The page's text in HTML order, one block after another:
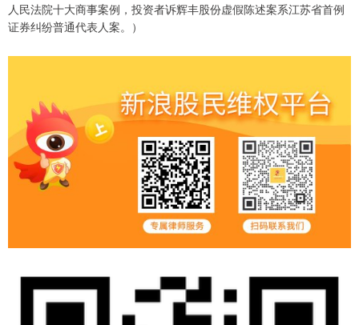
人民法院十大商事案例，投资者诉辉丰股份虚假陈述案系江苏省首例
证券纠纷普通代表人案。）